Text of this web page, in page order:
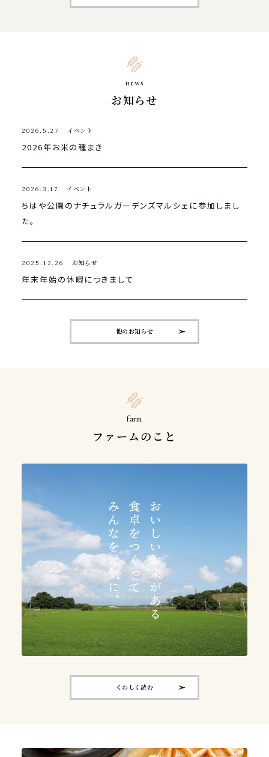
news
お知らせ
2026.5.27 イベント
2026年お米の種まき
2026.3.17 イベント
ちはや公園のナチュラルガーデンズマルシェに参加しまし
た。
2025.12.26 お知らせ
年末年始の休暇につきまして
他のお知らせ
farm
ファームのこと
くわしく読む